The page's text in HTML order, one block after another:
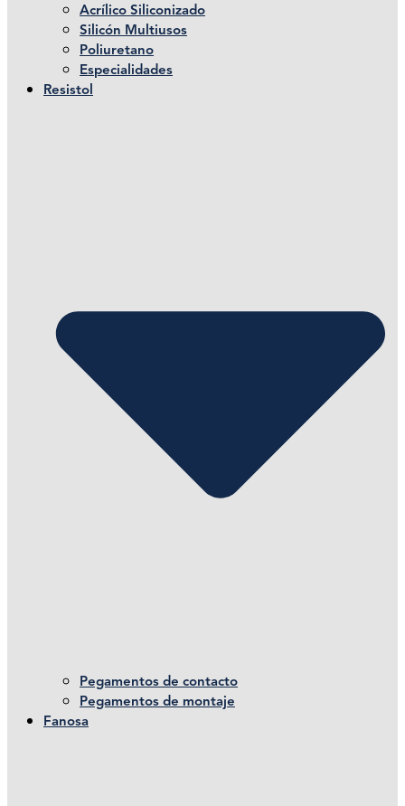
Acrílico Siliconizado
Silicón Multiusos
Poliuretano
Especialidades
Resistol
Pegamentos de contacto
Pegamentos de montaje
Fanosa